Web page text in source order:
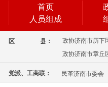
首页
人员组成
区 县： 政协济南市历下
政协济南市章丘
党派、工商联： 民革济南市委会